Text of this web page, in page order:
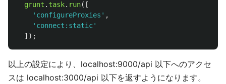
grunt . task. run([
' configureProxies ' ,
' connect:static'
]);
以上の設定により、localhost:9000/api 以下へのアクセ
スは localhost:3000/api 以下を返すようになります。